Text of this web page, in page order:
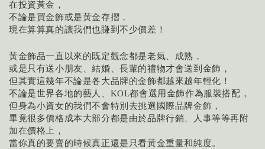
在投資黃金，
不論是買金飾或是黃金存摺，
現在算算真的讓我們也賺到不少價差！
黃金飾品一直以來的既定觀念都是老氣、成熟，
或是只有送小朋友、結婚、長輩的禮物才會送到金飾，
但其實這幾年不論是各大品牌的金飾都越來越年輕化！
不論是世界各地的藝人、
KOL都會選用金飾作為服裝搭配，
但身為小資女的我們不會特別去挑選國際品牌金飾，
畢竟很多價格成本大部分都是由於品牌行銷、人事等等再附
加在價格上，
當你真的要賣的時候真正還是只看黃金重量和純度。